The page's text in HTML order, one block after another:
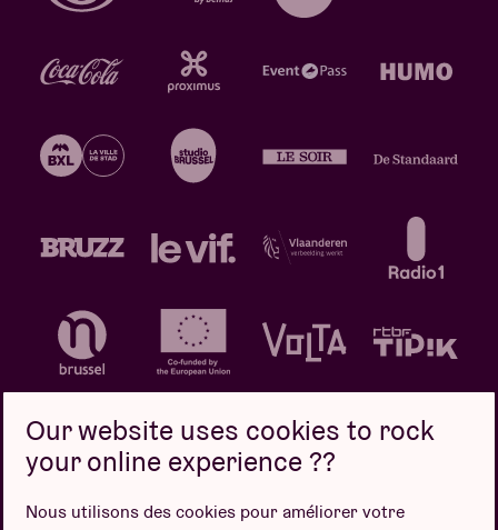
Politique de confidentialité Politique de cookies
Our website uses cookies to rock
your online experience ??
Nous utilisons des cookies pour améliorer votre